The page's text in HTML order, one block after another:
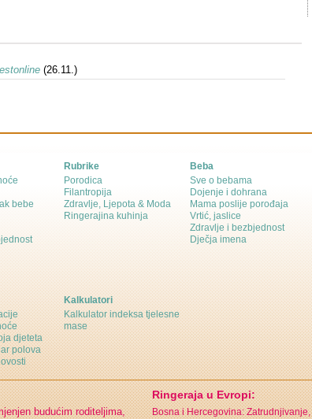
(26.11.)
bebe
Rubrike
Porodica
Filantropija
Zdravlje, Ljepota & Moda
Ringerajina kuhinja
Beba
Sve o bebama
Dojenje i dohrana
Mama poslije porođaja
Vrtić, jaslice
Zdravlje i bezbjednost
Dječja imena
djeteta
polova
Kalkulatori
Kalkulator indeksa tjelesne
mase
budućim roditeljima,
Ringeraja u Evropi:
Bosna i Hercegovina: